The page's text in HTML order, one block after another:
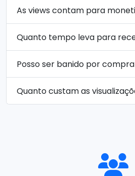
As views contam para
Quanto tempo leva para
Posso ser banido por
Quanto custam as